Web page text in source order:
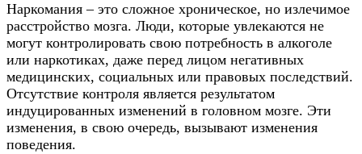
Наркомания – это сложное хроническое, но излечимое
расстройство мозга. Люди, которые увлекаются не
могут контролировать свою потребность в алкоголе
или наркотиках, даже перед лицом негативных
медицинских, социальных или правовых последствий.
Отсутствие контроля является результатом
индуцированных изменений в головном мозге. Эти
изменения, в свою очередь, вызывают изменения
поведения.